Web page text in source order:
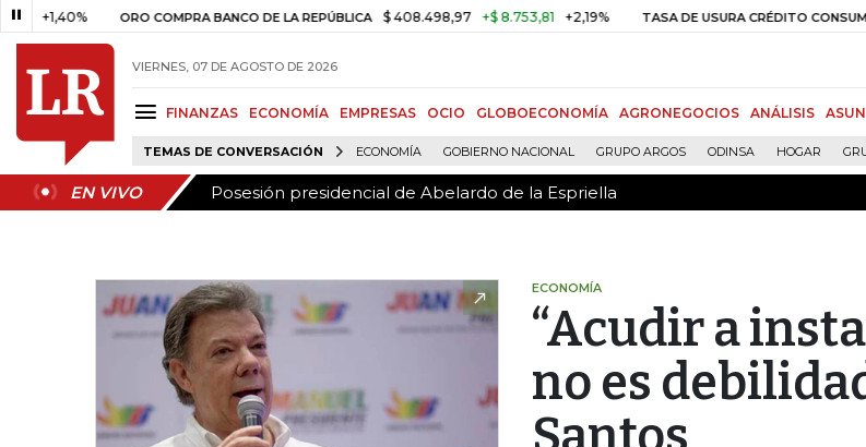
ORO COMPRA BANCO DE LA REPÚBLICA $ 408.498,97 +$ 8.753,81 +2,19% TASA DE USURA CRÉDITO CONSUMO
VIERNES, 07 DE AGOSTO DE 2026
FINANZAS ECONOMÍA EMPRESAS OCIO GLOBOECONOMÍA AGRONEGOCIOS ANÁLISIS
TEMAS DE CONVERSACIÓN ECONOMÍA GOBIERNO NACIONAL GRUPO ARGOS ODINSA HOGAR
EN VIVO Posesión presidencial de Abelardo de la Espriella
EN VIVO Posesión presidencial de Abelardo de la Espriella
ECONOMÍA
“Acudir a
no es